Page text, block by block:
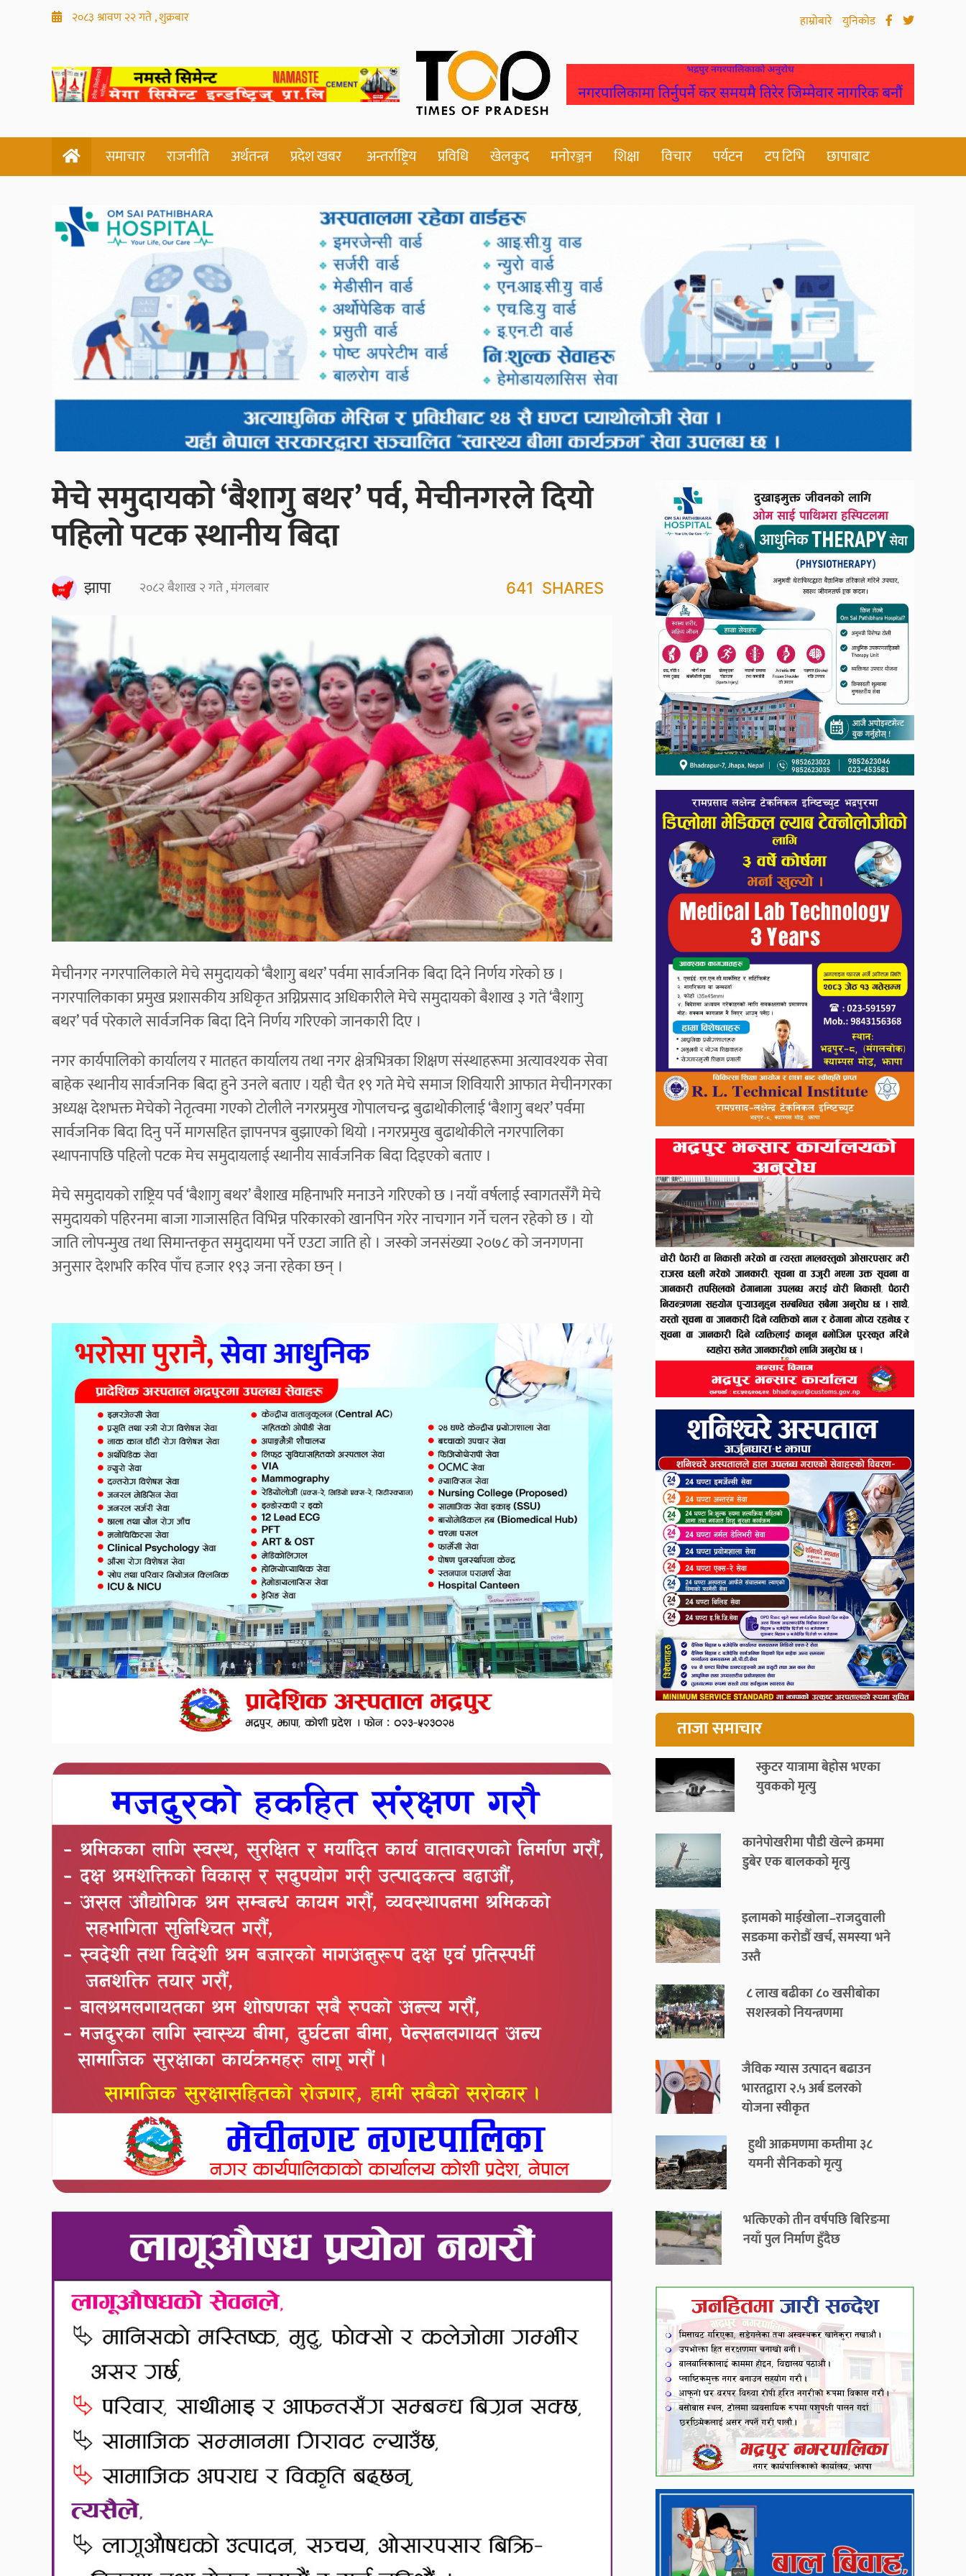
२०८३ श्रावण २२ गते , शुक्रबार हाम्रोबारे युनिकोड
समाचार राजनीति अर्थतन्त्र प्रदेश खबर अन्तर्राष्ट्रिय प्रविधि खेलकुद मनोरञ्जन शिक्षा विचार पर्यटन टप टिभि छापाबाट
मेचे समुदायको ‘बैशागु बथर’ पर्व, मेचीनगरले दियो
पहिलो पटक स्थानीय बिदा
झापा २०८२ बैशाख २ गते , मंगलबार 641 SHARES
मेचीनगर नगरपालिकाले मेचे समुदायको ‘बैशागु बथर’ पर्वमा सार्वजनिक बिदा दिने निर्णय गरेको छ ।
नगरपालिकाका प्रमुख प्रशासकीय अधिकृत अग्निप्रसाद अधिकारीले मेचे समुदायको बैशाख ३ गते ‘बैशागु
बथर’ पर्व परेकाले सार्वजनिक बिदा दिने निर्णय गरिएको जानकारी दिए ।
नगर कार्यपालिको कार्यालय र मातहत कार्यालय तथा नगर क्षेत्रभित्रका शिक्षण संस्थाहरूमा अत्यावश्यक सेवा
बाहेक स्थानीय सार्वजनिक बिदा हुने उनले बताए । यही चैत १९ गते मेचे समाज शिवियारी आफात मेचीनगरका
अध्यक्ष देशभक्त मेचेको नेतृत्वमा गएको टोलीले नगरप्रमुख गोपालचन्द्र बुढाथोकीलाई ‘बैशागु बथर’ पर्वमा
सार्वजनिक बिदा दिनु पर्ने मागसहित ज्ञापनपत्र बुझाएको थियो । नगरप्रमुख बुढाथोकीले नगरपालिका
स्थापनापछि पहिलो पटक मेच समुदायलाई स्थानीय सार्वजनिक बिदा दिइएको बताए ।
मेचे समुदायको राष्ट्रिय पर्व ‘बैशागु बथर’ बैशाख महिनाभरि मनाउने गरिएको छ । नयाँ वर्षलाई स्वागतसँगै मेचे
समुदायको पहिरनमा बाजा गाजासहित विभिन्न परिकारको खानपिन गरेर नाचगान गर्ने चलन रहेको छ । यो
जाति लोपन्मुख तथा सिमान्तकृत समुदायमा पर्ने एउटा जाति हो । जस्को जनसंख्या २०७८ को जनगणना
अनुसार देशभरि करिव पाँच हजार १९३ जना रहेका छन् ।
ताजा समाचार
स्कुटर यात्रामा बेहोस भएका
युवकको मृत्यु
कानेपोखरीमा पौडी खेल्ने क्रममा
डुबेर एक बालकको मृत्यु
इलामको माईखोला–राजदुवाली
सडकमा करोडौँ खर्च, समस्या भने
उस्तै
८ लाख बढीका ८० खसीबोका
सशस्त्रको नियन्त्रणमा
जैविक ग्यास उत्पादन बढाउन
भारतद्वारा २.५ अर्ब डलरको
योजना स्वीकृत
हुथी आक्रमणमा कम्तीमा ३८
यमनी सैनिकको मृत्यु
भत्किएको तीन वर्षपछि बिरिङमा
नयाँ पुल निर्माण हुँदैछ